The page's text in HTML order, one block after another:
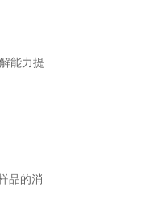
能力提
品的消